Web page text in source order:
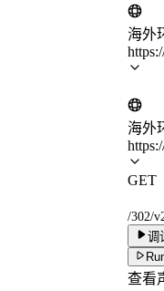
海外
海外
GET
/302/
调
查看